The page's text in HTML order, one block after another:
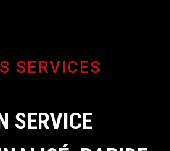
SERVICES
SERVICE